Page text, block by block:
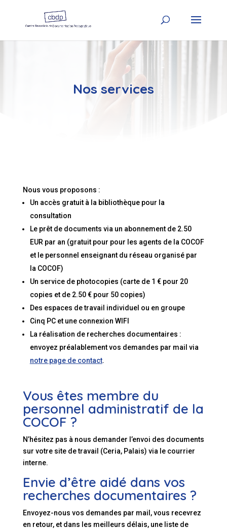
Nos services
Nous vous proposons :
Un accès gratuit à la bibliothèque pour la
consultation
Le prêt de documents via un abonnement de 2.50
EUR par an (gratuit pour pour les agents de la COCOF
et le personnel enseignant du réseau organisé par
la COCOF)
Un service de photocopies (carte de 1 € pour 20
copies et de 2.50 € pour 50 copies)
Des espaces de travail individuel ou en groupe
Cinq PC et une connexion WIFI
La réalisation de recherches documentaires :
envoyez préalablement vos demandes par mail via
notre page de contact.
Vous êtes membre du
personnel administratif de la
COCOF ?
N’hésitez pas à nous demander l’envoi des documents
sur votre site de travail (Ceria, Palais) via le courrier
interne.
Envie d’être aidé dans vos
recherches documentaires ?
Envoyez-nous vos demandes par mail, vous recevrez
en retour, et dans les meilleurs délais, une liste de